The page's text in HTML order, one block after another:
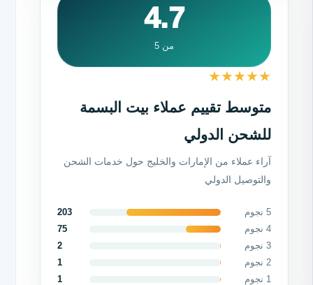
4.7
من 5
★
★
★
★
★
متوسط تقييم عملاء بيت البسمة
للشحن الدولي
آراء عملاء من الإمارات والخليج حول خدمات الشحن
والتوصيل الدولي
5 نجوم
203
4 نجوم
75
3 نجوم
2
2 نجوم
1
1 نجوم
1